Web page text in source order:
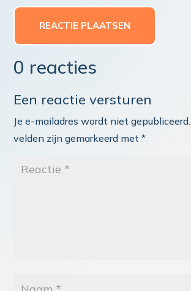
REACTIE PLAATSEN
0 reacties
Een reactie versturen
Je e-mailadres wordt niet gepubliceerd.
velden zijn gemarkeerd met*